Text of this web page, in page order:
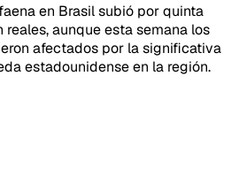
en Brasil subió por quinta
aunque esta semana los
afectados por la significativa
estadounidense en la región.